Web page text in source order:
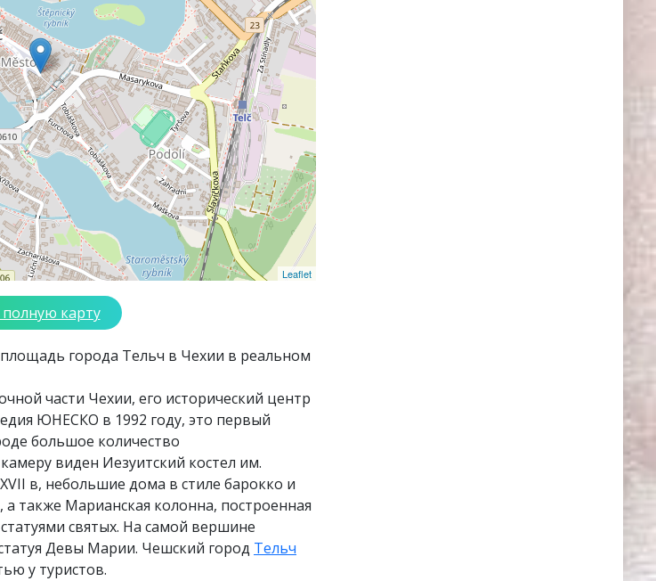
Leaflet
карту
города Тельч в Чехии в реальном
части Чехии, его исторический центр
ЮНЕСКО в 1992 году, это первый
большое количество
виден Иезуитский костел им.
в, небольшие дома в стиле барокко и
также Марианская колонна, построенная
святых. На самой вершине
Девы Марии. Чешский город Тельч
у туристов.